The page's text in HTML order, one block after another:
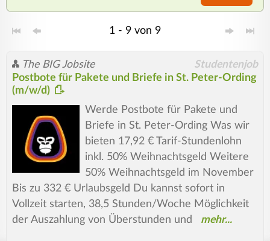
1 - 9 von 9
The BIG Jobsite Studentenjob
Postbote für Pakete und Briefe in St. Peter-Ording
(m/w/d)
Werde Postbote für Pakete und
Briefe in St. Peter-Ording Was wir
bieten 17,92 € Tarif-Stundenlohn
inkl. 50% Weihnachtsgeld Weitere
50% Weihnachtsgeld im November
Bis zu 332 € Urlaubsgeld Du kannst sofort in
Vollzeit starten, 38,5 Stunden/Woche Möglichkeit
der Auszahlung von Überstunden und